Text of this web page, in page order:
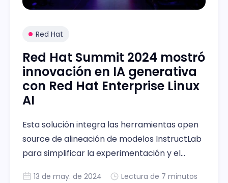
Red Hat
Red Hat Summit 2024 mostró
innovación en IA generativa
con Red Hat Enterprise Linux
AI
Esta solución integra las herramientas open
source de alineación de modelos InstructLab
para simplificar la experimentación y el
13 de may. de 2024 Lectura de 7 minutos